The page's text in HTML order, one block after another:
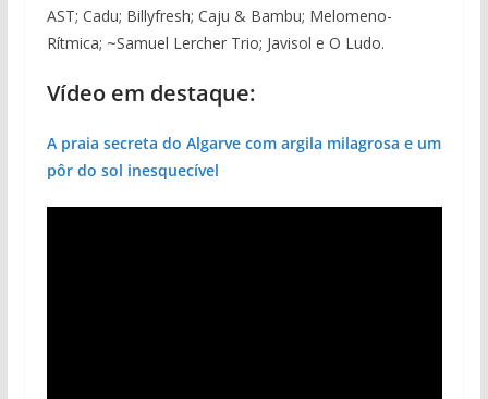
AST; Cadu; Billyfresh; Caju & Bambu; Melomeno-
Rítmica; ~Samuel Lercher Trio; Javisol e O Ludo.
Vídeo em destaque:
A praia secreta do Algarve com argila milagrosa e um
pôr do sol inesquecível